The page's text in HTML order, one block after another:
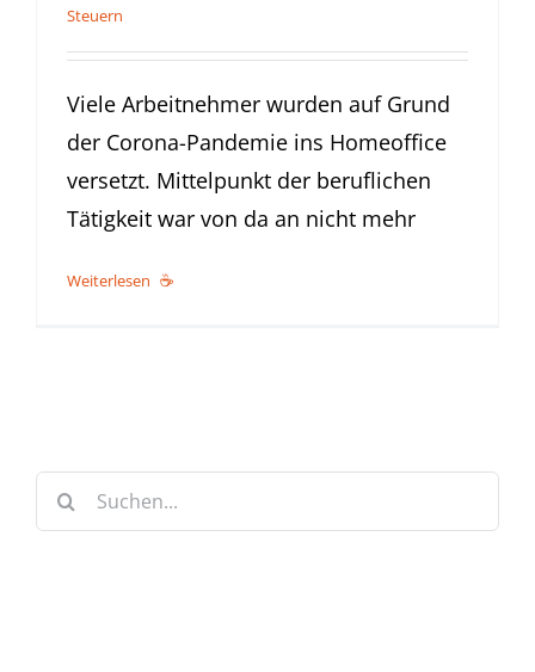
Steuern
Viele Arbeitnehmer wurden auf Grund
der Corona-Pandemie ins Homeoffice
versetzt. Mittelpunkt der beruflichen
Tätigkeit war von da an nicht mehr
Weiterlesen
Suche
nach: